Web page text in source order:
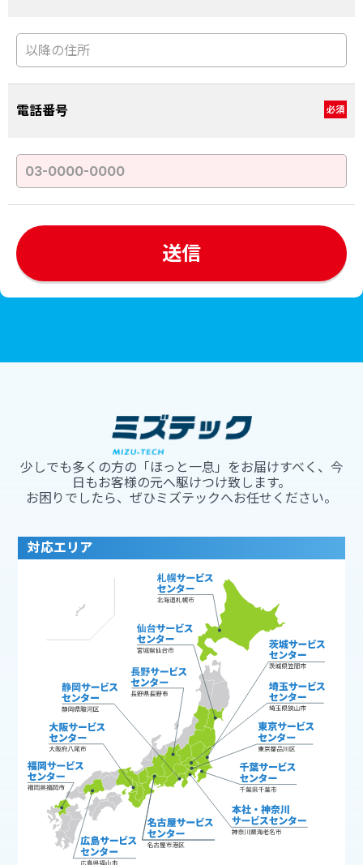
電話番号 必須
少しでも多くの方の「ほっと一息」をお届けすべく、今
日もお客様の元へ駆けつけ致します。
お困りでしたら、ぜひミズテックへお任せください。
対応エリア